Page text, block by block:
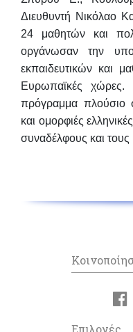
Διευθυντή Νικόλαο
24 μαθητών και
οργάνωσαν την
εκπαιδευτικών και
Ευρωπαϊκές χώρες.
πρόγραμμα πλούσιο
και ομορφιές
συναδέλφους και τους
Επιλογές